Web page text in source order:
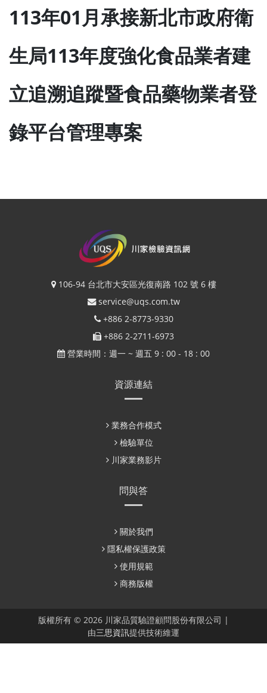
113年01月承接新北市政府衛
生局113年度強化食品業者建
立追溯追蹤暨食品藥物業者登
錄平台管理專案
106-94 台北市大安區光復南路 102 號 6 樓
service@uqs.com.tw
+886 2-8773-9330
+886 2-2711-6973
營業時間：週一 ~ 週五 9 : 00 - 18 : 00
資源連結
業務合作模式
檢驗單位
川家業務影片
問與答
關於我們
隱私權保護政策
使用規範
商務版權
版權所有 © 2026 川家品質驗證顧問股份有限公司 |
由三思資訊提供技術維運